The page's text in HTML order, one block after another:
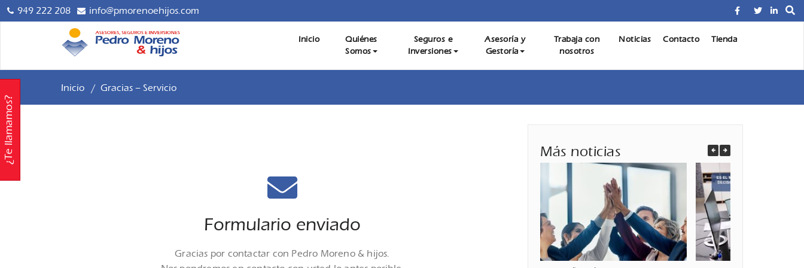
949 222 208 info@pmorenoehijos.com
Pedro Moreno e hijos – Asesoría Gestoría Seguros Inversiones
Asesoría y Gestoría para Empresas, Autónomos y Particulares, Mediación Profesional de Seguros AXA. Planificación Financiera e
Inversiones. Servicio de Asesoría Digital. Contáctanos
Inicio
Quiénes
Somos
Seguros e
Inversiones
Asesoría y
Gestoría
Trabaja con
nosotros
Noticias Contacto Tienda
Inicio / Gracias – Servicio
Formulario enviado​
Gracias por contactar con Pedro Moreno & hijos.
Más noticias
¿Te llamamos?